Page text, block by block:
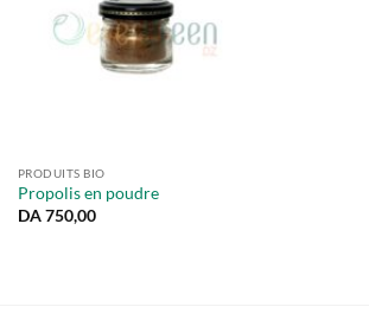
PRODUITS BIO
Propolis en poudre
DA750,00